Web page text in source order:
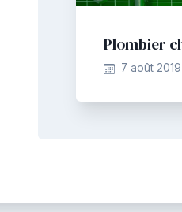
Plombier
7 août 2019